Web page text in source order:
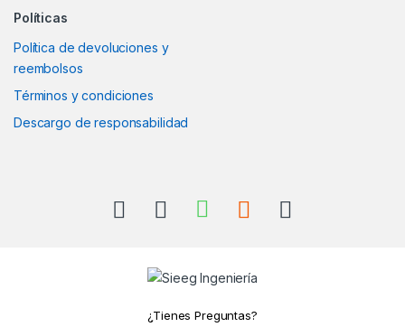
Políticas
Política de devoluciones y
reembolsos
Términos y condiciones
Descargo de responsabilidad
¿Tienes Preguntas?